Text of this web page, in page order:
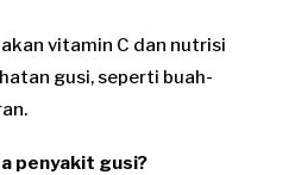
vitamin C dan nutrisi
gusi, seperti buah-
penyakit gusi?